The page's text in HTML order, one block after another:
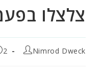
צלצלו
מחבר:
Nimrod Dweck 2 באוגוסט 2007